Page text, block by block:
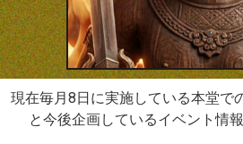
現在毎月8日に実施している本堂で
と今後企画しているイベント情